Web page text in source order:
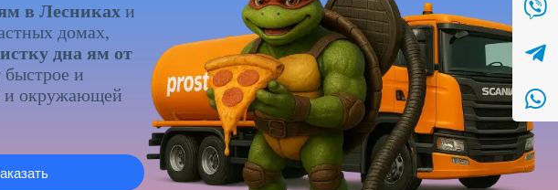
в Лесниках и
домах,
дна ям от
и
и окружающей